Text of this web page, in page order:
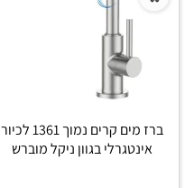
ברז מים קרים נמוך 1361 לכיור
אינטגרלי בגוון ניקל מוברש